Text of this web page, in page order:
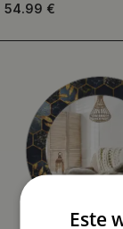
54.99 €
Este